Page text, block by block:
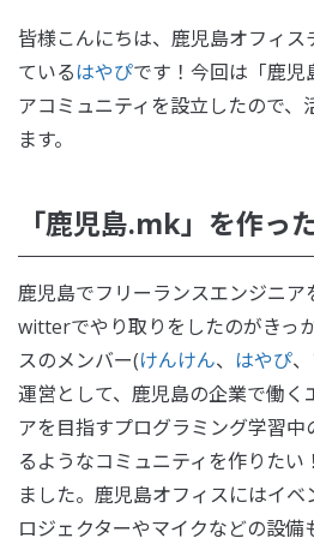
皆様こんにちは、鹿児島オフィス
ているはやぴです！今回は「鹿児
アコミュニティを設立したので、
ます。
「鹿児島.mk」を作っ
鹿児島でフリーランスエンジニア
witterでやり取りをしたのがきっ
スのメンバー(けんけん、 はやぴ、
運営として、鹿児島の企業で働く
アを目指すプログラミング学習
るようなコミュニティを作りたい
ました。鹿児島オフィスにはイ
ロジェクターやマイクなどの設備